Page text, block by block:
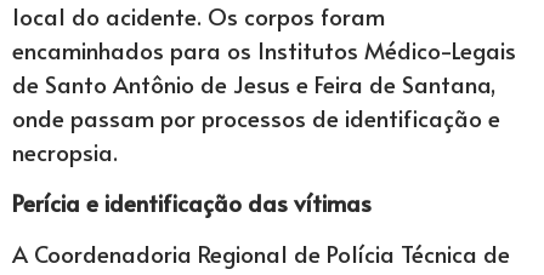
local do acidente. Os corpos foram
encaminhados para os Institutos Médico-Legais
de Santo Antônio de Jesus e Feira de Santana,
onde passam por processos de identificação e
necropsia.
Perícia e identificação das vítimas
A Coordenadoria Regional de Polícia Técnica de